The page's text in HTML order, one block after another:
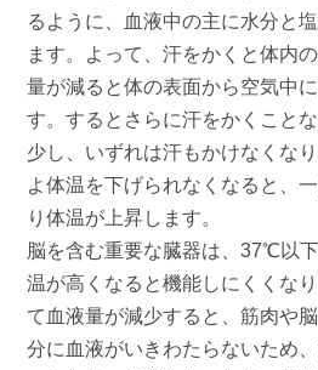
るように、血液中の主に水分と
ます。よって、汗をかくと体内
量が減ると体の表面から空気中
す。するとさらに汗をかくこと
少し、いずれは汗もかけなくな
よ体温を下げられなくなると、
り体温が上昇します。
脳を含む重要な臓器は、37℃以
温が高くなると機能しにくくな
て血液量が減少すると、筋肉や
分に血液がいきわたらないため